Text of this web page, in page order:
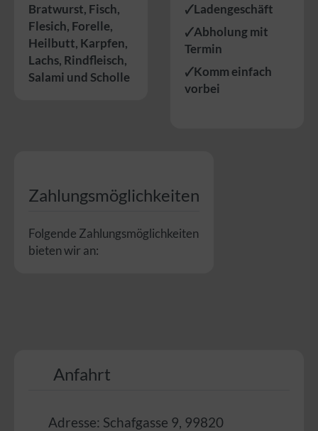
Bratwurst, Fisch,
Flesich, Forelle,
Heilbutt, Karpfen,
Lachs, Rindfleisch,
Salami undScholle
🗸Ladengeschäft
🗸Abholung mit
Termin
🗸Komm einfach
vorbei
Zahlungsmöglichkeiten
Folgende Zahlungsmöglichkeiten
bieten wir an:
Anfahrt
Adresse: Schafgasse 9, 99820